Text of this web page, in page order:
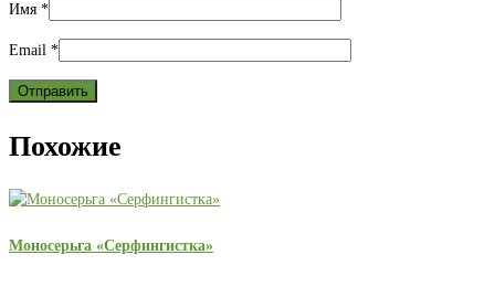
Имя *
Email *
Похожие
Моносерьга «Серфингистка»